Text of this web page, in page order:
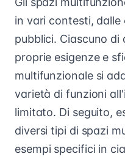
in vari contesti, dalle
pubblici. Ciascuno di
proprie esigenze e
multifunzionale si
varietà di funzioni
limitato. Di seguito,
diversi tipi di spazi
esempi specifici in